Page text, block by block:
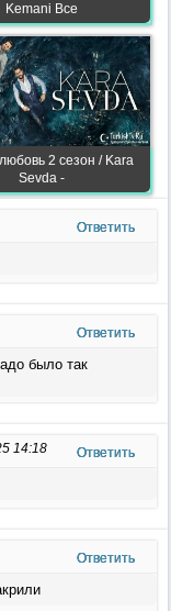
Kemani Все
2 сезон / Kara
Sevda -
Ответить
Ответить
было так
14:18 Ответить
Ответить